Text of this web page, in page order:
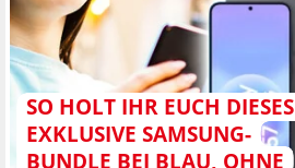
SO HOLT IHR EUCH DIESES
EXKLUSIVE SAMSUNG-
BUNDLE BEI BLAU, OHNE